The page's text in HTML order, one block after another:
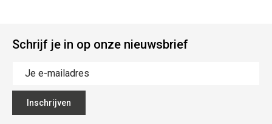
Schrijf je in op onze nieuwsbrief
Inschrijven